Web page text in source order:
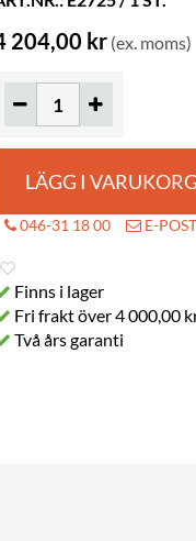
204,00 kr (ex. moms)
LÄGG I
046-31 18 00 E-POST
Finns i lager
Fri frakt över 4 000,00
Två års garanti